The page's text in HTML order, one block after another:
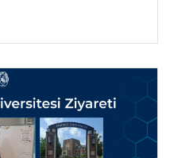
vermeye devam